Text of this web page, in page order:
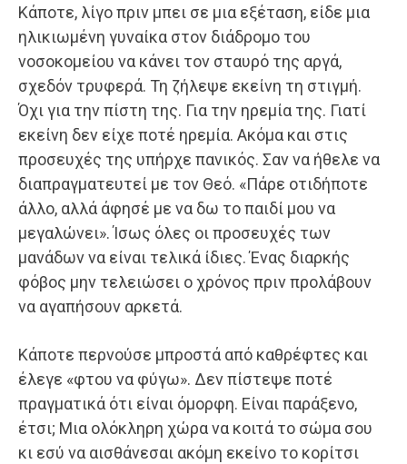
Κάποτε, λίγο πριν μπει σε μια εξέταση, είδε μια
ηλικιωμένη γυναίκα στον διάδρομο του
νοσοκομείου να κάνει τον σταυρό της αργά,
σχεδόν τρυφερά. Τη ζήλεψε εκείνη τη στιγμή.
Όχι για την πίστη της. Για την ηρεμία της. Γιατί
εκείνη δεν είχε ποτέ ηρεμία. Ακόμα και στις
προσευχές της υπήρχε πανικός. Σαν να ήθελε να
διαπραγματευτεί με τον Θεό. «Πάρε οτιδήποτε
άλλο, αλλά άφησέ με να δω το παιδί μου να
μεγαλώνει». Ίσως όλες οι προσευχές των
μανάδων να είναι τελικά ίδιες. Ένας διαρκής
φόβος μην τελειώσει ο χρόνος πριν προλάβουν
να αγαπήσουν αρκετά.
Κάποτε περνούσε μπροστά από καθρέφτες και
έλεγε «φτου να φύγω». Δεν πίστεψε ποτέ
πραγματικά ότι είναι όμορφη. Είναι παράξενο,
έτσι; Μια ολόκληρη χώρα να κοιτά το σώμα σου
κι εσύ να αισθάνεσαι ακόμη εκείνο το κορίτσι